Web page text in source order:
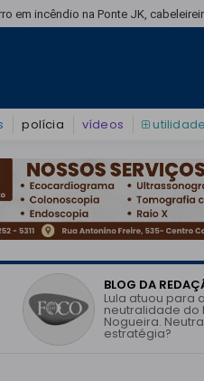
em incêndio na Ponte JK,
polícia vídeos
BLOG DA
Lula atuou para a
neutralidade do
Nogueira.
estratégia?